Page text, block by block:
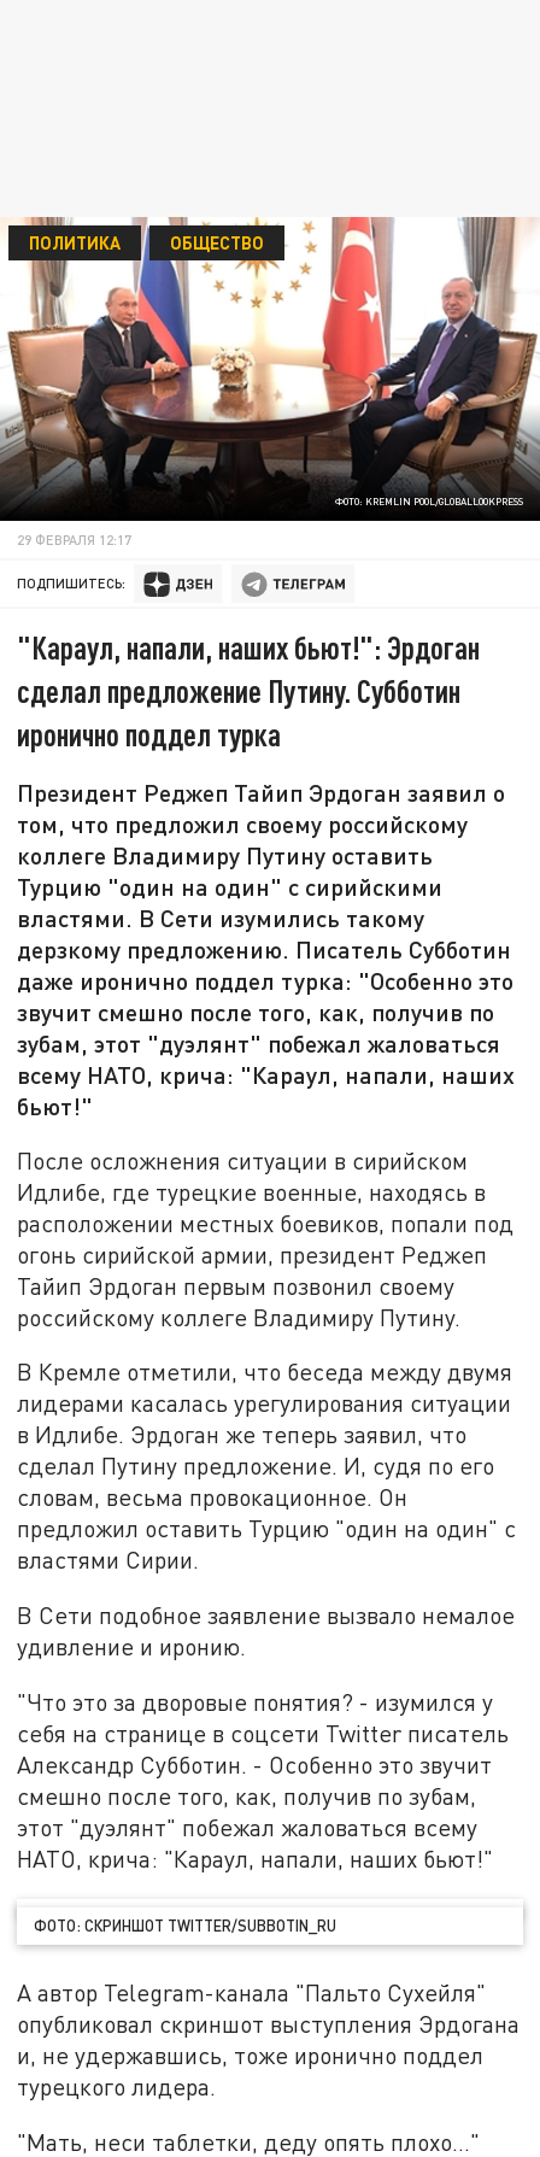
ФОТО: KREMLIN POOL/GLOBALLOOKPRESS
ПОЛИТИКА ОБЩЕСТВО
29 ФЕВРАЛЯ 12:17
ПОДПИШИТЕСЬ:
"Караул, напали, наших бьют!": Эрдоган
сделал предложение Путину. Субботин
иронично поддел турка
Президент Реджеп Тайип Эрдоган заявил о
том, что предложил своему российскому
коллеге Владимиру Путину оставить
Турцию "один на один" с сирийскими
властями. В Сети изумились такому
дерзкому предложению. Писатель Субботин
даже иронично поддел турка: "Особенно это
звучит смешно после того, как, получив по
зубам, этот "дуэлянт" побежал жаловаться
всему НАТО, крича: "Караул, напали, наших
бьют!"
После осложнения ситуации в сирийском
Идлибе, где турецкие военные, находясь в
расположении местных боевиков, попали под
огонь сирийской армии, президент Реджеп
Тайип Эрдоган первым позвонил своему
российскому коллеге Владимиру Путину.
В Кремле отметили, что беседа между двумя
лидерами касалась урегулирования ситуации
в Идлибе. Эрдоган же теперь заявил, что
сделал Путину предложение. И, судя по его
словам, весьма провокационное. Он
предложил оставить Турцию "один на один" с
властями Сирии.
В Сети подобное заявление вызвало немалое
удивление и иронию.
"Что это за дворовые понятия? - изумился у
себя на странице в соцсети Twitter писатель
Александр Субботин. - Особенно это звучит
смешно после того, как, получив по зубам,
этот "дуэлянт" побежал жаловаться всему
НАТО, крича: "Караул, напали, наших бьют!"
ФОТО: СКРИНШОТ TWITTER/SUBBOTIN_RU
А автор Telegram-канала "Пальто Сухейля"
опубликовал скриншот выступления Эрдогана
и, не удержавшись, тоже иронично поддел
турецкого лидера.
"Мать, неси таблетки, деду опять плохо…"